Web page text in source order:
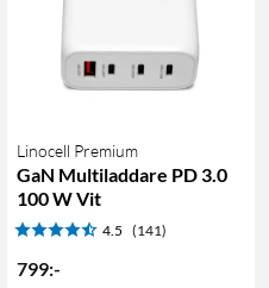
Linocell Premium
GaN Multiladdare PD 3.0
100 W Vit
4.5 (141)
799:-